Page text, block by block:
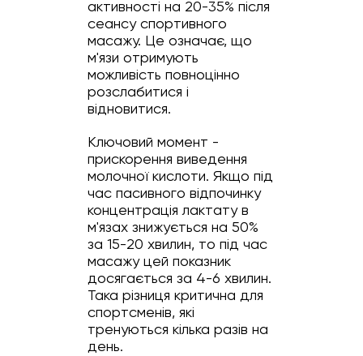
активності на 20-35% після
сеансу спортивного
масажу. Це означає, що
м'язи отримують
можливість повноцінно
розслабитися і
відновитися.
Ключовий момент -
прискорення виведення
молочної кислоти. Якщо під
час пасивного відпочинку
концентрація лактату в
м'язах знижується на 50%
за 15-20 хвилин, то під час
масажу цей показник
досягається за 4-6 хвилин.
Така різниця критична для
спортсменів, які
тренуються кілька разів на
день.